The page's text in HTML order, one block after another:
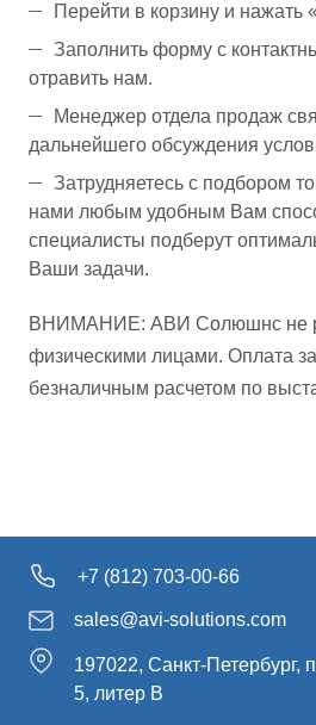
Перейти в корзину и нажать
Заполнить форму с
отравить нам.
Менеджер отдела продаж
дальнейшего обсуждения
Затрудняетесь с подбором
нами любым удобным Вам
специалисты подберут
Ваши задачи.
ВНИМАНИЕ: АВИ Солюшнс не
физическими лицами. Оплата
безналичным расчетом по
+7 (812) 703-00-66
sales@avi-solutions.com
197022, Санкт-Петербург,
5, литер В